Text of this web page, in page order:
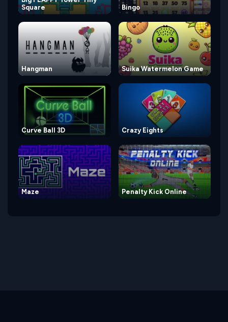
Square
Bingo
Hangman Suika Watermelon Game
Curve Ball 3D Crazy Eights
Maze Penalty Kick Online